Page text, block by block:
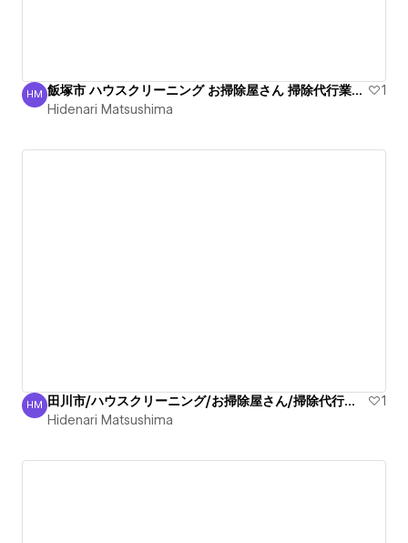
Hidenari Matsushima
HM 飯塚市 ハウスクリーニング お掃除屋さん 掃除代行業者丁寧
1
Hidenari Matsushima
Hidenari Matsushima
HM 田川市/ハウスクリーニング/お掃除屋さん/掃除代行業者安心
1
Hidenari Matsushima